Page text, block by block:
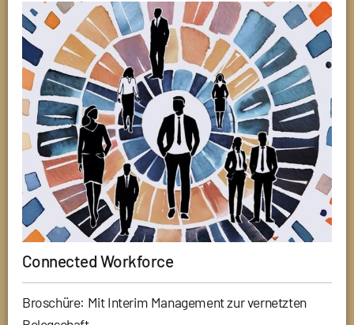
Connected Workforce
Broschüre: Mit Interim Management zur vernetzten